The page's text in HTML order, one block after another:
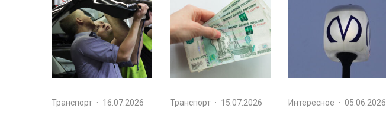
Транспорт · 16.07.2026 Транспорт · 15.07.2026 Интересное · 05.06.2026